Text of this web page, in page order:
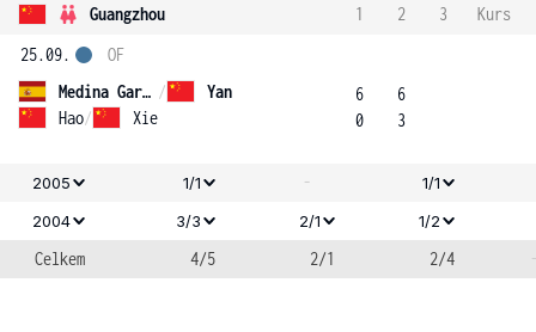
Guangzhou 1 2 3
Kurs
25.09.
Medina Garrigues /
Yan
Hao/ Xie
OF
6
0
6
3
2005 1/1 -
1/1
2004
3/3 2/1 1/2
Celkem 4/5 2/1 2/4